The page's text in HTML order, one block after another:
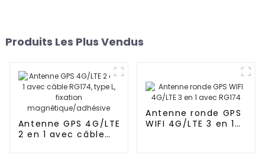
Produits Les Plus Vendus
Antenne GPS 4G/LTE
2 en 1 avec câble
Antenne ronde GPS
WIFI 4G/LTE 3 en 1